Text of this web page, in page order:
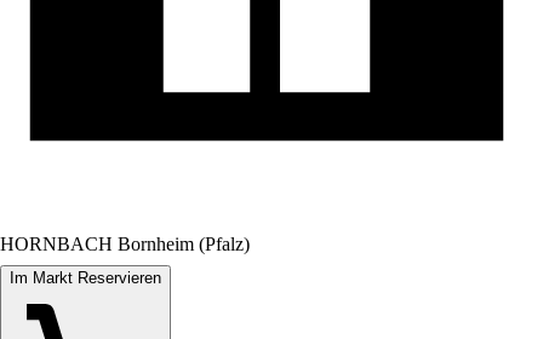
HORNBACH Bornheim (Pfalz)
Im Markt Reservieren